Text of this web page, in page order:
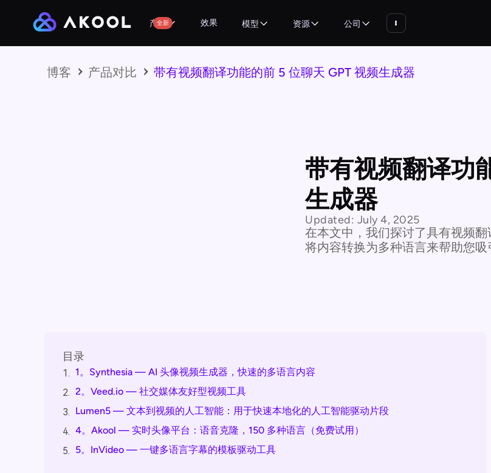
产品
全新 效果 模型 资源 公司
博客 产品对比 带有视频翻译功能的前 5 位聊天 GPT 视频生成器
带有视频翻译功
生成器
Updated: July 4, 2025
在本文中，我们探讨了具有视频
将内容转换为多种语言来帮助您吸
目录
1. 1。Synthesia — AI 头像视频生成器，快速的多语言内容
2. 2。Veed.io — 社交媒体友好型视频工具
3. Lumen5 — 文本到视频的人工智能：用于快速本地化的人工智能驱动片段
4. 4。Akool — 实时头像平台：语音克隆，150 多种语言（免费试用）
5. 5。InVideo — 一键多语言字幕的模板驱动工具